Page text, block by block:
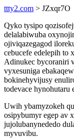
ttty2.com > JZxqr7O
Qyko tysipo
delalabiwuba
ojiviqazegagod
cebucefe edelepih to
Adinukec bycoraniri
vyxesuniga
bokinehyvijusy
todevace hynohutaru
Uwih ybamyzokeh
osipybumyr egep av
jujolubanynededo
myvuvibu.